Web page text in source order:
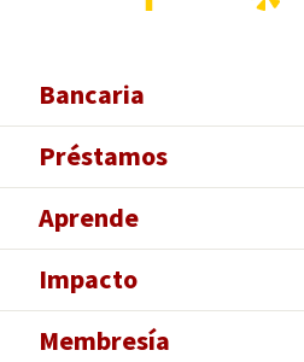
Bancaria
Préstamos
Aprende
Impacto
Membresía